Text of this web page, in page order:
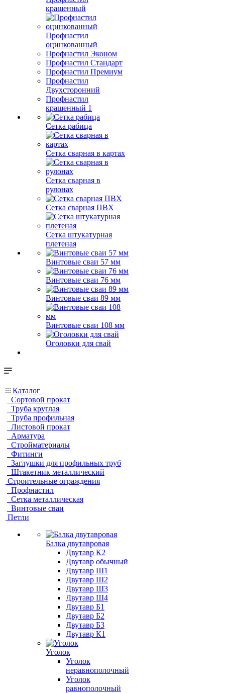
крашенный
Профнастил
оцинкованный
Профнастил Эконом
Профнастил Стандарт
Профнастил Премиум
Профнастил
Двухсторонний
Профнастил
крашенный 1
Сетка рабица
Сетка сварная в картах
Сетка сварная в
рулонах
Сетка сварная ПВХ
Сетка штукатурная
плетеная
Винтовые сваи 57 мм
Винтовые сваи 76 мм
Винтовые сваи 89 мм
Винтовые сваи 108 мм
Оголовки для свай
Каталог
Сортовой прокат
Труба круглая
Труба профильная
Листовой прокат
Арматура
Стройматериалы
Фитинги
Заглушки для профильных труб
Штакетник металлический
Строительные ограждения
Профнастил
Сетка металлическая
Винтовые сваи
Петли
Балка двутавровая
Двутавр К2
Двутавр обычный
Двутавр Ш1
Двутавр Ш2
Двутавр Ш3
Двутавр Ш4
Двутавр Б1
Двутавр Б2
Двутавр Б3
Двутавр К1
Уголок
Уголок
неравнополочный
Уголок
равнополочный